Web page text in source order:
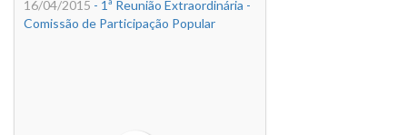
16/04/2015 - 1ª Reunião Extraordinária -
Comissão de Participação Popular